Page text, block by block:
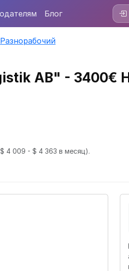
Блог
Разнорабочий
AB" - 3400€
4 009 - $ 4 363 в месяц).